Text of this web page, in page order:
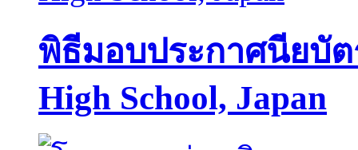
พิธีมอบประกาศนียบัต
High School, Japan